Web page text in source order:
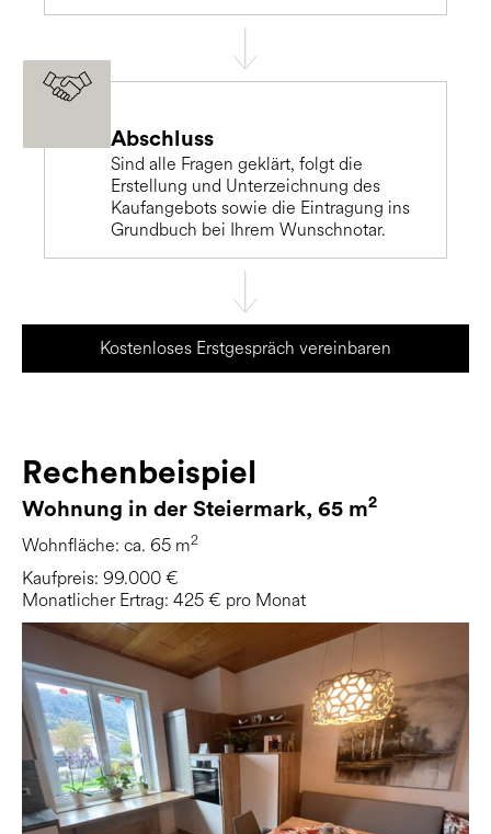
Abschluss
Sind alle Fragen geklärt, folgt die
Erstellung und Unterzeichnung des
Kaufangebots sowie die Eintragung ins
Grundbuch bei Ihrem Wunschnotar.
Kostenloses Erstgespräch vereinbaren
Rechenbeispiel
Wohnung in der Steiermark, 65 m2
Wohnfläche: ca. 65 m2
Kaufpreis: 99.000 €
Monatlicher Ertrag: 425 € pro Monat